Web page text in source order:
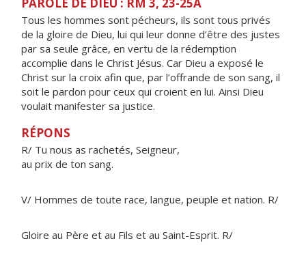
Tous les hommes sont pécheurs, ils sont tous privés
de la gloire de Dieu, lui qui leur donne d’être des justes
par sa seule grâce, en vertu de la rédemption
accomplie dans le Christ Jésus. Car Dieu a exposé le
Christ sur la croix afin que, par l’offrande de son sang, il
soit le pardon pour ceux qui croient en lui. Ainsi Dieu
voulait manifester sa justice.
RÉPONS
R/ Tu nous as rachetés, Seigneur,
au prix de ton sang.
V/ Hommes de toute race, langue, peuple et nation. R/
Gloire au Père et au Fils et au Saint-Esprit. R/